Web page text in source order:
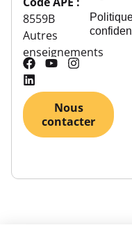
8559B
Autres
enseignements
Nous
contacter